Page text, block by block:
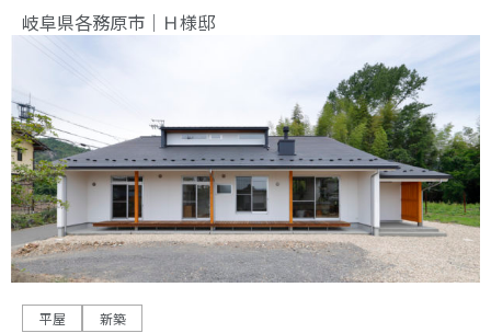
岐阜県各務原市｜Ｈ様邸
平屋 新築